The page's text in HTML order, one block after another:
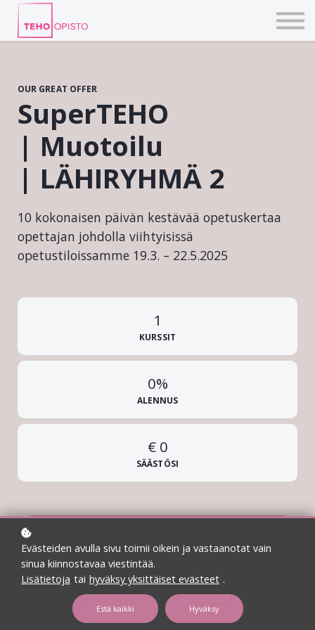
KIRJAUDU TEHOVERKKOON
OUR GREAT OFFER
SuperTEHO
| Muotoilu
| LÄHIRYHMÄ 2
10 kokonaisen päivän kestävää opetuskertaa
opettajan johdolla viihtyisissä
opetustiloissamme 19.3. – 22.5.2025
1
KURSSIT
0%
ALENNUS
€ 0
SÄÄSTÖSI
Evästeiden avulla sivu toimii oikein ja vastaanotat vain
sinua kiinnostavaa viestintää.
Lisätietoja tai hyväksy yksittäiset evästeet .
Estä kaikki Hyväksy